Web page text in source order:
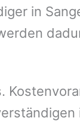
in